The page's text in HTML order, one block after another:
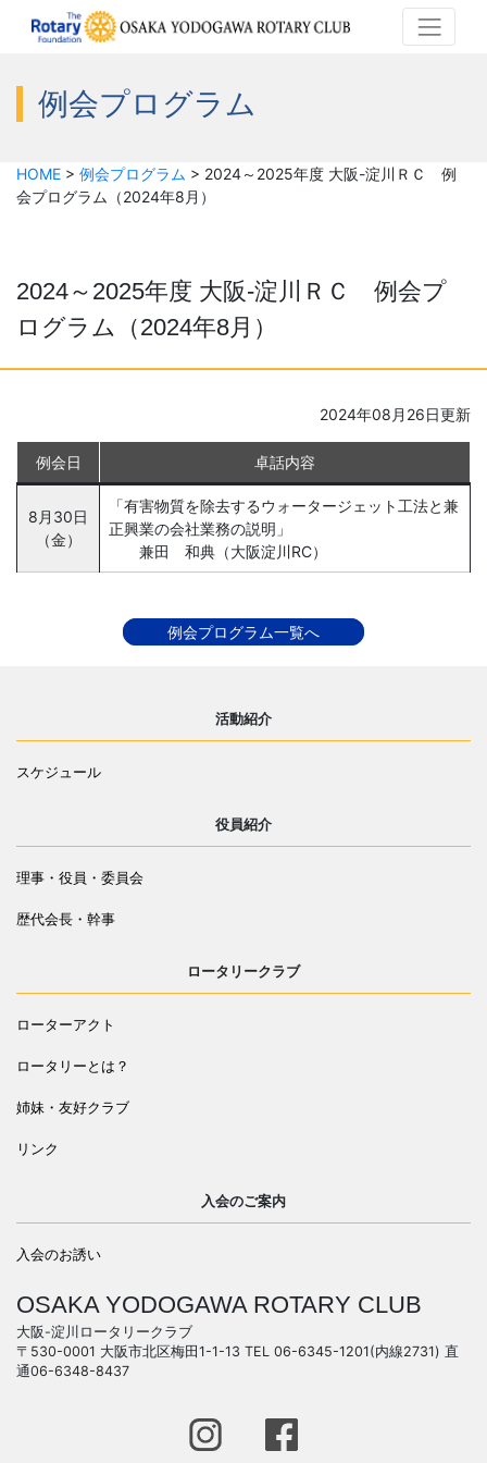
例会プログラム
HOME > 例会プログラム > 2024～2025年度 大阪-淀川ＲＣ 例
会プログラム（2024年8月）
2024～2025年度 大阪-淀川ＲＣ 例会プ
ログラム（2024年8月）
2024年08月26日更新
例会日 卓話内容
8月30日
（金）
「有害物質を除去するウォータージェット工法と兼
正興業の会社業務の説明」
兼田 和典（大阪淀川RC）
例会プログラム一覧へ
活動紹介
スケジュール
役員紹介
理事・役員・委員会
歴代会長・幹事
ロータリークラブ
ローターアクト
ロータリーとは？
姉妹・友好クラブ
リンク
入会のご案内
入会のお誘い
OSAKA YODOGAWA ROTARY CLUB
大阪-淀川ロータリークラブ
〒530-0001 大阪市北区梅田1-1-13 TEL 06-6345-1201(内線2731) 直
通06-6348-8437